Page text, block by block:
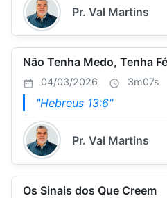
Pr. Val Martins
Não Tenha Medo, Tenha
04/03/2026 3m07s
"Hebreus 13:6"
Pr. Val Martins
Os Sinais dos Que Creem